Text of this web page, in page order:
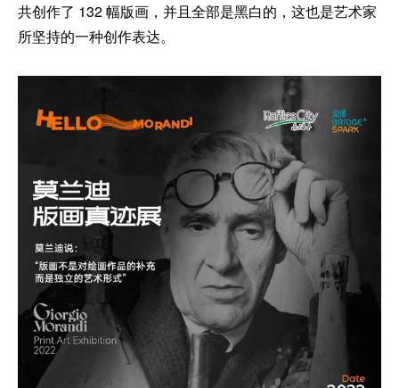
共创作了 132 幅版画，并且全部是黑白的，这也是艺术家
所坚持的一种创作表达。